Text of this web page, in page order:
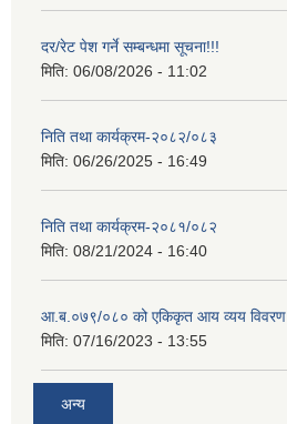
दर/रेट पेश गर्ने सम्बन्धमा सूचना!!!
मिति: 06/08/2026 - 11:02
निति तथा कार्यक्रम-२०८२/०८३
मिति: 06/26/2025 - 16:49
निति तथा कार्यक्रम-२०८१/०८२
मिति: 08/21/2024 - 16:40
आ.ब.०७९/०८० को एकिकृत आय व्यय विवरण
मिति: 07/16/2023 - 13:55
अन्य